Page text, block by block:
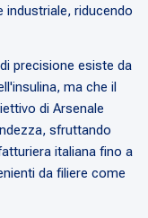
riducendo
precisione esiste da
ma che il
di Arsenale
sfruttando
italiana fino a
da filiere come